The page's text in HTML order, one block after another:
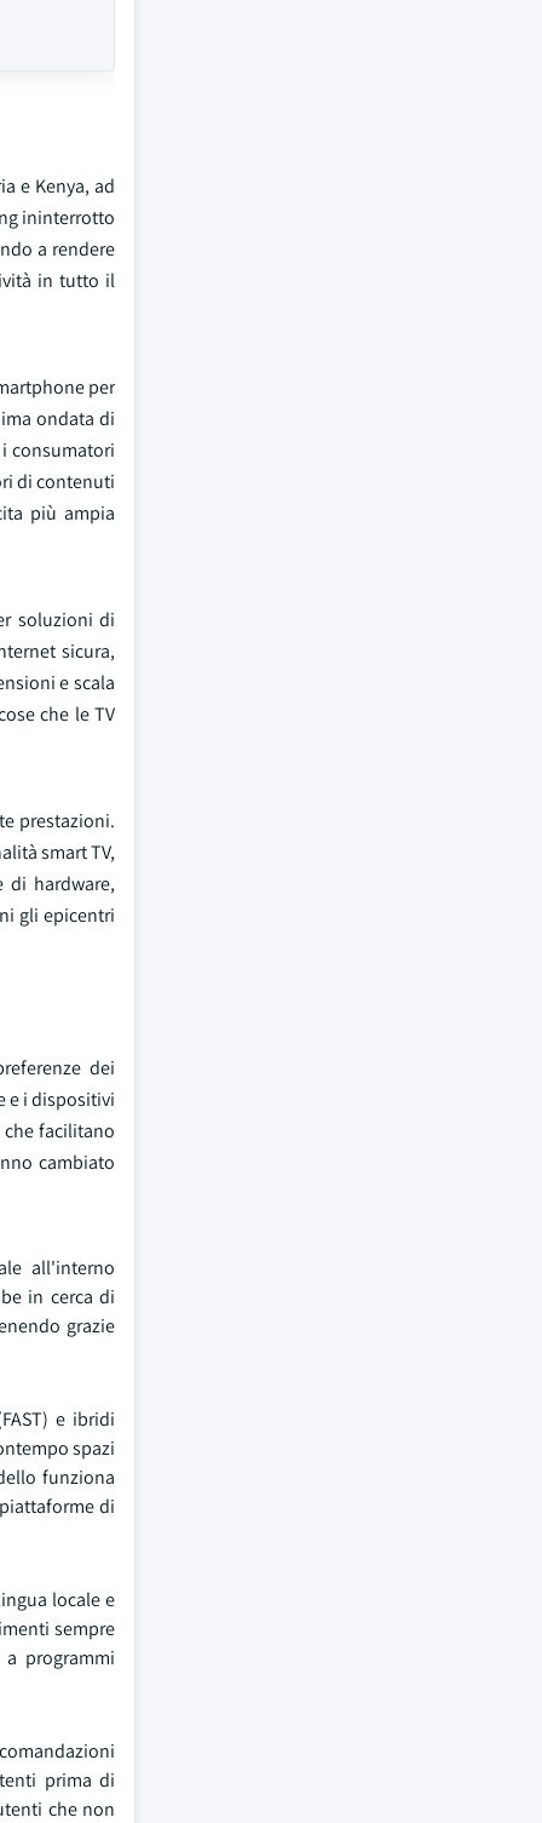
e Kenya, ad
ininterrotto
a rendere
in tutto il
per
ondata di
consumatori
di contenuti
più ampia
soluzioni di
sicura,
e scala
che le TV
prestazioni.
smart TV,
di hardware,
gli epicentri
dei
e i dispositivi
facilitano
cambiato
all'interno
in cerca di
grazie
e ibridi
spazi
funziona
di
locale e
sempre
programmi
prima di
che non